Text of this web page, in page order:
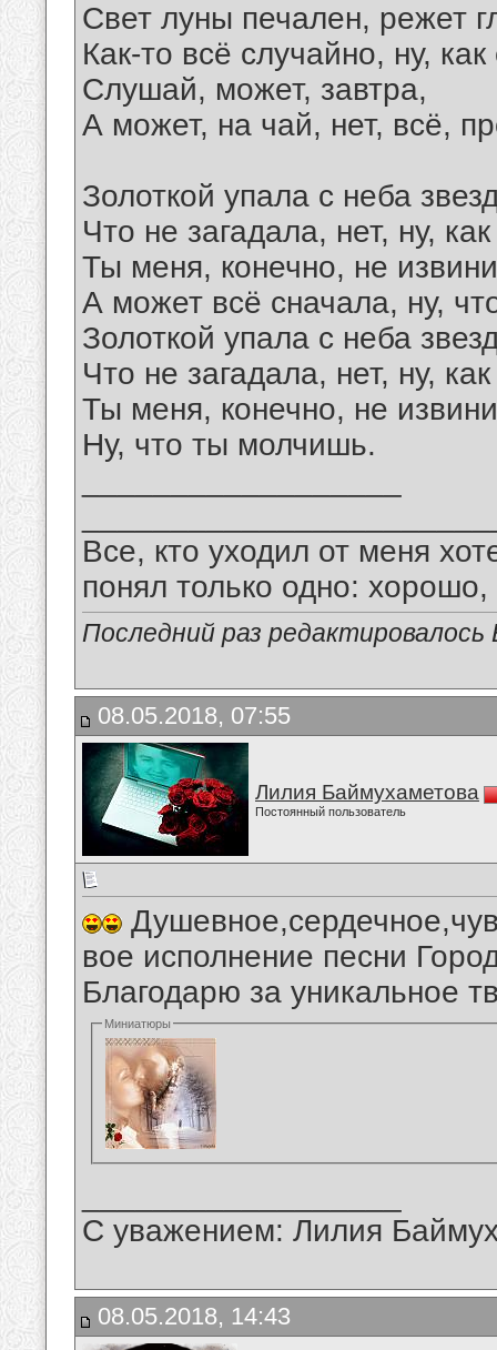
Свет луны печален, режет
Как-то всё случайно, ну, как
Слушай, может, завтра,
А может, на чай, нет, всё,
Золоткой упала с неба
Что не загадала, нет, ну,
Ты меня, конечно, не
А может всё сначала, ну,
Золоткой упала с неба
Что не загадала, нет, ну,
Ты меня, конечно, не
Ну, что ты молчишь.
Все, кто уходил от меня
понял только одно:
Последний раз
08.05.2018, 07:55
Лилия Баймухаметова
Постоянный пользователь
вое исполнение песни
Благодарю за уникальное
Миниатюры
С уважением: Лилия
08.05.2018, 14:43